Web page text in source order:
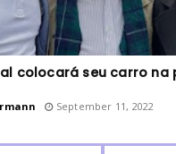
colocará seu carro na
September 11, 2022